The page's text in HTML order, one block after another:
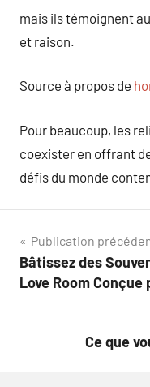
mais ils témoignent
et raison.
Source à propos de
Pour beaucoup, les
coexister en offrant
défis du monde
Navigation
de
Publication
Bâtissez des
Love Room
Ce que